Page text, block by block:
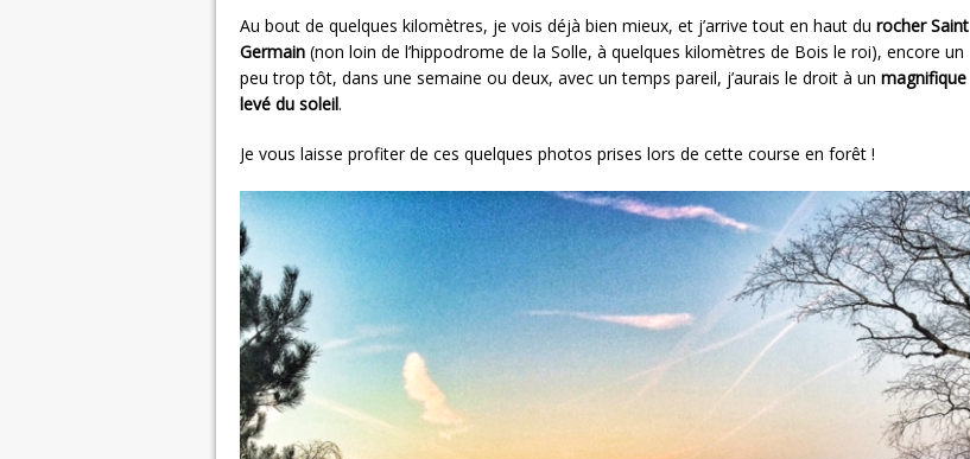
Au bout de quelques kilomètres, je vois déjà bien mieux, et j’arrive tout en haut du rocher Saint
Germain (non loin de l’hippodrome de la Solle, à quelques kilomètres de Bois le roi), encore un
peu trop tôt, dans une semaine ou deux, avec un temps pareil, j’aurais le droit à un magnifique
levé du soleil.
Je vous laisse profiter de ces quelques photos prises lors de cette course en forêt !